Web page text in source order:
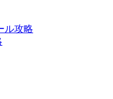
ル攻略